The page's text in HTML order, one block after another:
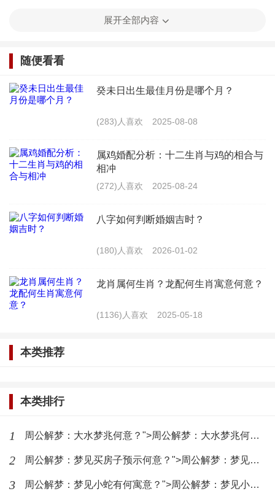
就在我即将被恐惧吞噬的时候，我突然惊醒了。
周，发现自己正躺在床上，而那个诡异的梦境只是一
去。我开始反思自己的内心，是否真的有过那样的罪
恶感。
隐藏在人的内心深处。我们需要正视自己的内心，勇
敢地面对那些阴暗的角落。只有这样，我们才能摆脱
在那个夜晚，我虽然从梦中惊醒，但那个梦境却
前的幸福，也让我学会了如何面对内心的恐惧。
最新文章
梦中情感背叛，精神出轨梦醒时分
展开全部内容
随便看看
癸未日出生最佳月份是哪个月？
(283)人喜欢 2025-08-08
属鸡婚配分析：十二生肖与鸡的相合与
相冲
(272)人喜欢 2025-08-24
八字如何判断婚姻吉时？
(180)人喜欢 2026-01-02
龙肖属何生肖？龙配何生肖寓意何意？
(1136)人喜欢 2025-05-18
本类推荐
本类排行
1 周公解梦：大水梦兆何意？">周公解梦：大水梦兆何意？
2 周公解梦：梦见买房子预示何意？">周公解梦：梦见买房子预示何意？
3 周公解梦：梦见小蛇有何寓意？">周公解梦：梦见小蛇有何寓意？